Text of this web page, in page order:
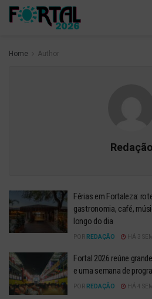
Home Author
Redação
Férias em Fortaleza:
gastronomia, café,
longo do dia
POR REDAÇÃO HÁ 3
Fortal 2026 reúne
e uma semana de
POR REDAÇÃO HÁ 4